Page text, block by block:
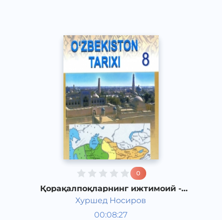
0
Қорақалпоқларнинг ижтимоий -
иқтисодий ҳаёти
Хуршед Носиров
00:08:27
Ўзбекистон тарихи 8 синф